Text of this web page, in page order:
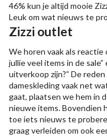
46% kun je altijd mooie
Leuk om wat nieuws te
Zizzi outlet
We horen vaak als reactie
jullie veel items in de sale”
uitverkoop zijn?” De
dameskledingvaak net
gaat, plaatsen we hem in
nieuwe items. Bovendien
toe iets nieuws te
graag verleiden om ook